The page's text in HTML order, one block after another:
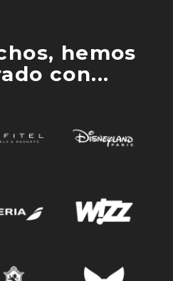
hemos
con...